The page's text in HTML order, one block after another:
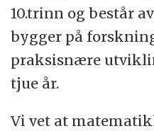
10.trinn og består
bygger på
praksisnære
tjue år.
Vi vet at